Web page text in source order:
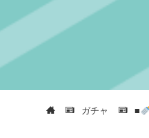
ガチャ ■